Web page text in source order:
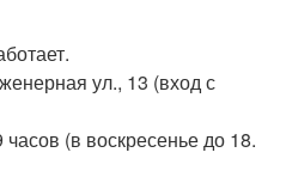
ул., 13 (вход с
(в воскресенье до 18.